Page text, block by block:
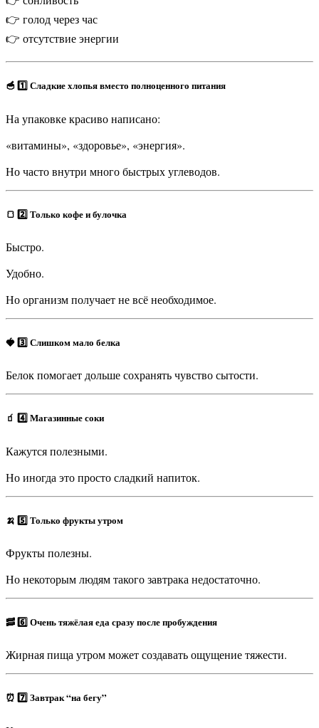
👉 голод через час
👉 отсутствие энергии
🥣 1️⃣ Сладкие хлопья вместо полноценного питания
На упаковке красиво написано:
«витамины», «здоровье», «энергия».
Но часто внутри много быстрых углеводов.
🍞 2️⃣ Только кофе и булочка
Быстро.
Удобно.
Но организм получает не всё необходимое.
🍓 3️⃣ Слишком мало белка
Белок помогает дольше сохранять чувство сытости.
🧃 4️⃣ Магазинные соки
Кажутся полезными.
Но иногда это просто сладкий напиток.
🍌 5️⃣ Только фрукты утром
Фрукты полезны.
Но некоторым людям такого завтрака недостаточно.
🥓 6️⃣ Очень тяжёлая еда сразу после пробуждения
Жирная пища утром может создавать ощущение тяжести.
⏰ 7️⃣ Завтрак “на бегу”